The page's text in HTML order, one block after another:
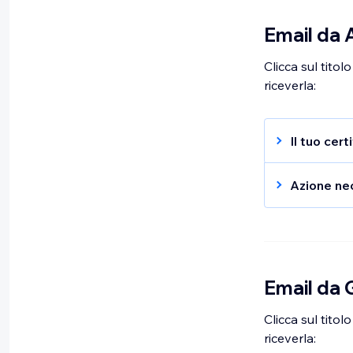
Email da
Clicca sul
riceverla:
Il tuo
Come
Il tuo
Testo
Azione
Come
ignorare
Titolo
Azione
Email da
Clicca sul
riceverla: